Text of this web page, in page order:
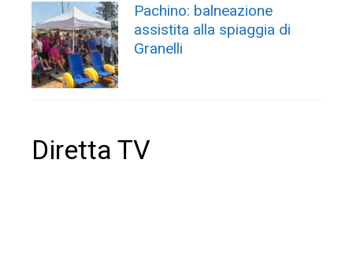
Pachino: balneazione
assistita alla spiaggia di
Granelli
Diretta TV